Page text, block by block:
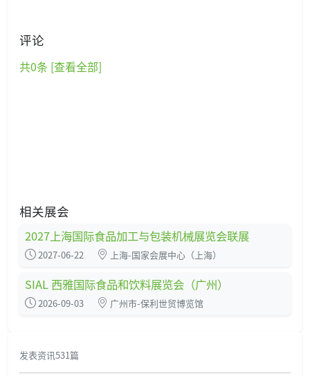
评论
共0条 [查看全部]
相关展会
2027上海国际食品加工与包装机械展览会联展
2027-06-22 上海-国家会展中心（上海）
SIAL 西雅国际食品和饮料展览会（广州）
2026-09-03 广州市-保利世贸博览馆
发表资讯531篇